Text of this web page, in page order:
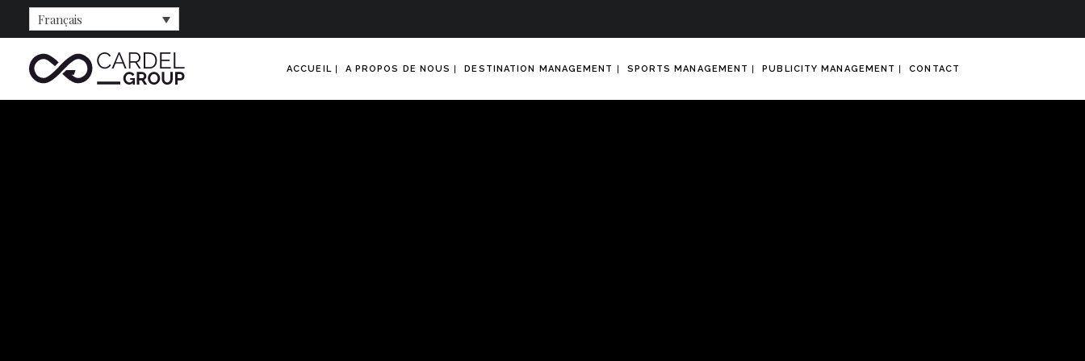
Français
ACCUEIL A PROPOS DE NOUS DESTINATION MANAGEMENT SPORTS MANAGEMENT PUBLICITY MANAGEMENT CONTACT